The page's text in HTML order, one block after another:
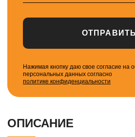
ОТПРАВИТЬ
Нажимая кнопку даю свое согласие на
персональных данных согласно
политике конфиденциальности
ОПИСАНИЕ